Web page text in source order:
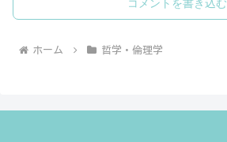
コメントを書き込む
ホーム 哲学・倫理学